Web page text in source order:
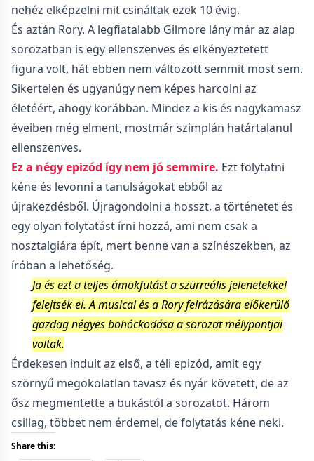
nehéz elképzelni mit csináltak ezek 10 évig.
És aztán Rory. A legfiatalabb Gilmore lány már az alap
sorozatban is egy ellenszenves és elkényeztetett
figura volt, hát ebben nem változott semmit most sem.
Sikertelen és ugyanúgy nem képes harcolni az
életéért, ahogy korábban. Mindez a kis és nagykamasz
éveiben még elment, mostmár szimplán határtalanul
ellenszenves.
Ez a négy epizód így nem jó semmire. Ezt folytatni
kéne és levonni a tanulságokat ebből az
újrakezdésből. Újragondolni a hosszt, a történetet és
egy olyan folytatást írni hozzá, ami nem csak a
nosztalgiára épít, mert benne van a színészekben, az
íróban a lehetőség.
Ja és ezt a teljes ámokfutást a szürreális jelenetekkel
felejtsék el. A musical és a Rory felrázására előkerülő
gazdag négyes bohóckodása a sorozat mélypontjai
voltak.
Érdekesen indult az első, a téli epizód, amit egy
szörnyű megokolatlan tavasz és nyár követett, de az
ősz megmentette a bukástól a sorozatot. Három
csillag, többet nem érdemel, de folytatás kéne neki.
Share this: